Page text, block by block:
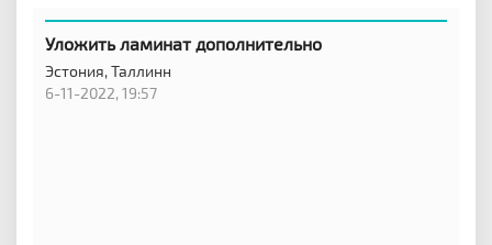
Уложить ламинат дополнительно
Эстония,Таллинн
6-11-2022, 19:57